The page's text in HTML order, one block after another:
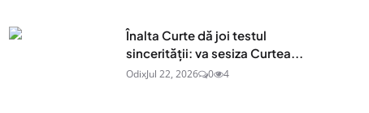
Înalta Curte dă joi testul
sincerității: va sesiza Curtea...
OdixJul 22, 2026 0 4